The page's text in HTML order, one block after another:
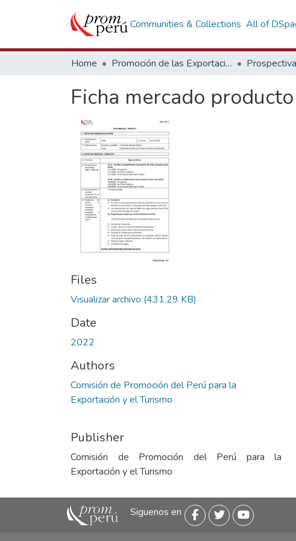
Communities & Collections All of
Home Promoción de las Exportaciones
Ficha mercado
Files
Visualizar archivo (431.29 KB)
Date
2022
Authors
Comisión de Promoción del Perú para la
Exportación y el Turismo
Publisher
Comisión de Promoción del Perú para la
Exportación y el Turismo
Siguenos en